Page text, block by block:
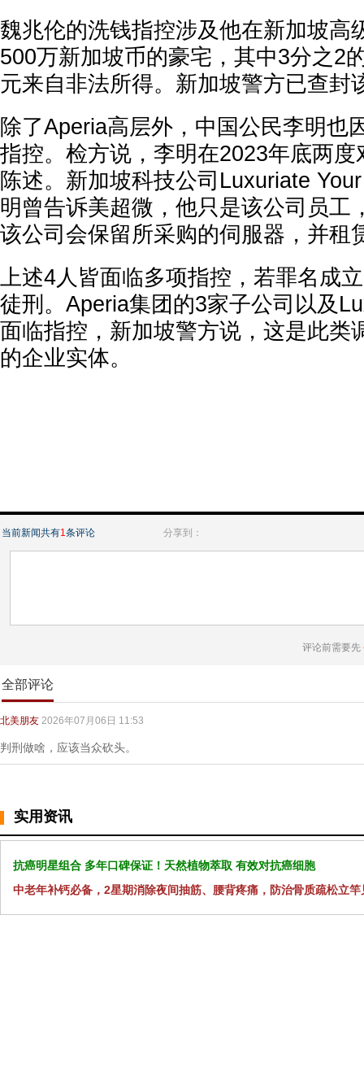
魏兆伦的洗钱指控涉及他在新加坡高
500万新加坡币的豪宅，其中3分之2
元来自非法所得。新加坡警方已查封
除了Aperia高层外，中国公民李明也
指控。检方说，李明在2023年底两
陈述。新加坡科技公司Luxuriate
明曾告诉美超微，他只是该公司员工
该公司会保留所采购的伺服器，并租
上述4人皆面临多项指控，若罪名成
徒刑。Aperia集团的3家子公司以及
面临指控，新加坡警方说，这是此类
的企业实体。
当前新闻共有1条评论 分享到：
评论前需要先
全部评论
北美朋友 2026年07月06日 11:53
判刑做啥，应该当众砍头。
实用资讯
抗癌明星组合 多年口碑保证！天然植物萃取 有效对抗癌细胞
中老年补钙必备，2星期消除夜间抽筋、腰背疼痛，防治骨质疏松立竿